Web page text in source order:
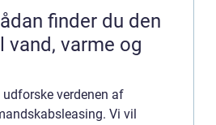
finder du den
varme og
verdenen af
Vi vil